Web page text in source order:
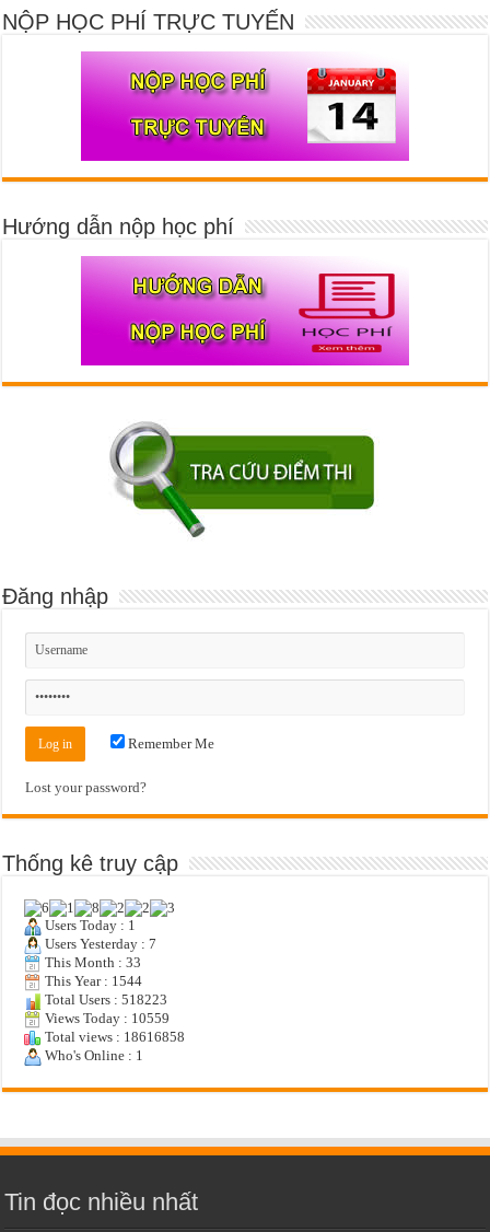
NỘP HỌC PHÍ TRỰC TUYẾN
Hướng dẫn nộp học phí
Đăng nhập
Remember Me
Lost your password?
Thống kê truy cập
Users Today : 1
Users Yesterday : 7
This Month : 33
This Year : 1544
Total Users : 518223
Views Today : 10559
Total views : 18616858
Who's Online : 1
Tin đọc nhiều nhất